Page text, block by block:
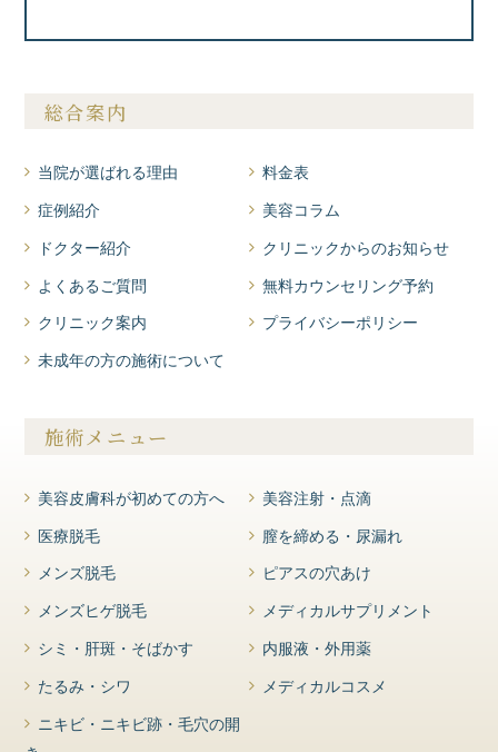
総合案内
当院が選ばれる理由
症例紹介
ドクター紹介
よくあるご質問
クリニック案内
未成年の方の施術について
料金表
美容コラム
クリニックからのお知らせ
無料カウンセリング予約
プライバシーポリシー
施術メニュー
美容皮膚科が初めての方へ
医療脱毛
メンズ脱毛
メンズヒゲ脱毛
シミ・肝斑・そばかす
たるみ・シワ
ニキビ・ニキビ跡・毛穴の開
美容注射・点滴
膣を締める・尿漏れ
ピアスの穴あけ
メディカルサプリメント
内服液・外用薬
メディカルコスメ